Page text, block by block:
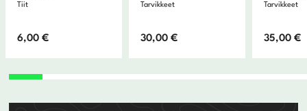
Tiit
6,00€
Tarvikkeet
30,00€
Tarvikkeet
35,00€